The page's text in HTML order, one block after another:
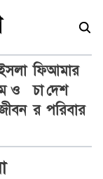
ও
ফি
চা
র
আমার
দেশ
পরিবার